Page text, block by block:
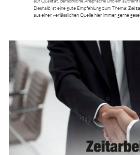
Deshalb ist eine gute Empfehlung zum Thema:
aus einer verlässlichen Quelle hier immer gerne